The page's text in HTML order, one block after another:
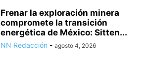
Frenar la exploración minera
compromete la transición
energética de México: Sitten...
NN Redacción - agosto 4, 2026